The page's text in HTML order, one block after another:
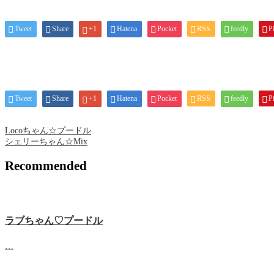
Tweet Share +1 Hatena Pocket RSS feedly
Tweet Share +1 Hatena Pocket RSS feedly
Locoちゃん☆プードル
シェリーちゃん☆Mix
Recommended
ラブちゃん♡プードル